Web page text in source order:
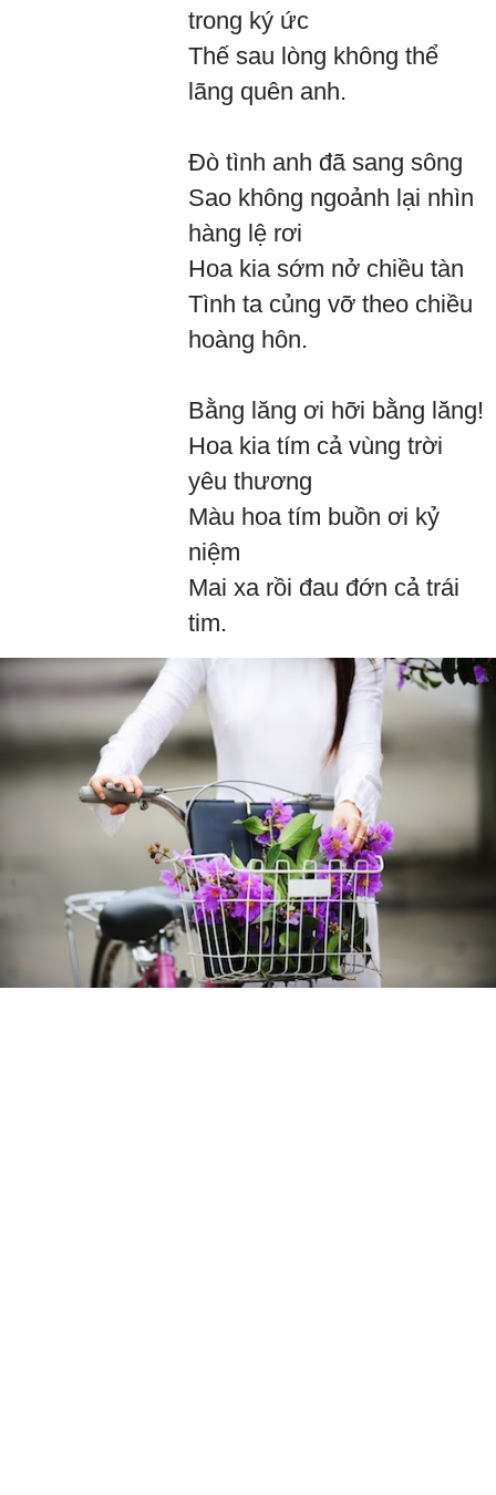
trong ký ức
Thế sau lòng không thể
lãng quên anh.
Đò tình anh đã sang sông
Sao không ngoảnh lại nhìn
hàng lệ rơi
Hoa kia sớm nở chiều tàn
Tình ta củng vỡ theo chiều
hoàng hôn.
Bằng lăng ơi hỡi bằng lăng!
Hoa kia tím cả vùng trời
yêu thương
Màu hoa tím buồn ơi kỷ
niệm
Mai xa rồi đau đớn cả trái
tim.